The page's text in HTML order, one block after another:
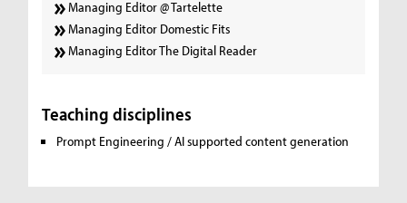
Managing Editor @ Tartelette
Managing Editor Domestic Fits
Managing Editor The Digital Reader
Teaching disciplines
Prompt Engineering / AI supported content generation